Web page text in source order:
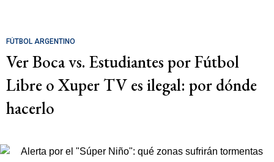
FÚTBOL ARGENTINO
Ver Boca vs. Estudiantes por Fútbol
Libre o Xuper TV es ilegal: por dónde
hacerlo